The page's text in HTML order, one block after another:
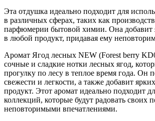
Эта отдушка идеально подходит для
в различных сферах, таких как
парфюмерии бытовой химии. Она добавит
в любой продукт, придавая ему
Аромат Ягод лесных NEW (Forest berry
сочные и сладкие нотки лесных ягод,
прогулку по лесу в теплое время года. Он
свежести и легкости, а также добавит
продукт. Этот аромат идеально подходит
коллекций, которые будут радовать своих
неповторимыми впечатлениями.